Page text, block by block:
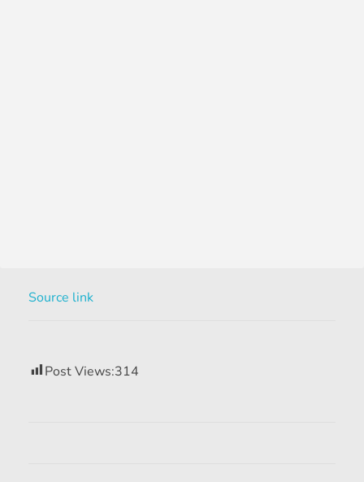
Source link
Post Views:314